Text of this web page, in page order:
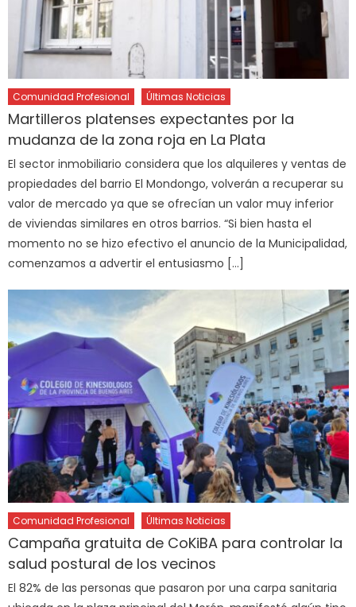
Comunidad Profesional Últimas Noticias
Martilleros platenses expectantes por la
mudanza de la zona roja en La Plata
El sector inmobiliario considera que los alquileres y ventas de
propiedades del barrio El Mondongo, volverán a recuperar su
valor de mercado ya que se ofrecían un valor muy inferior
de viviendas similares en otros barrios. “Si bien hasta el
momento no se hizo efectivo el anuncio de la Municipalidad,
comenzamos a advertir el entusiasmo […]
Comunidad Profesional Últimas Noticias
Campaña gratuita de CoKiBA para controlar la
salud postural de los vecinos
El 82% de las personas que pasaron por una carpa sanitaria